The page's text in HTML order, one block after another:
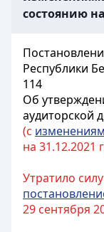
состоянию
Республики
114
Об
аудиторской
(с
на 31.12.2021
Утратило
29 сентября